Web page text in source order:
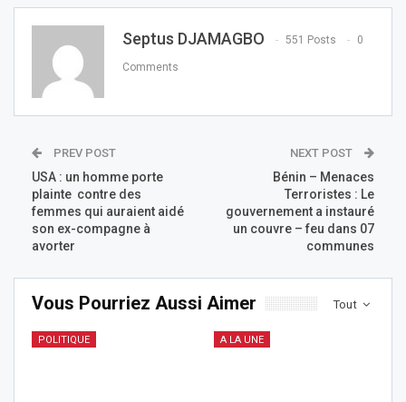
Septus DJAMAGBO 551 Posts 0
Comments
PREV POST
USA : un homme porte
plainte contre des
femmes qui auraient aidé
son ex-compagne à
avorter
NEXT POST
Bénin – Menaces
Terroristes : Le
gouvernement a instauré
un couvre – feu dans 07
communes
Tout
Vous Pourriez Aussi Aimer
POLITIQUE A LA UNE